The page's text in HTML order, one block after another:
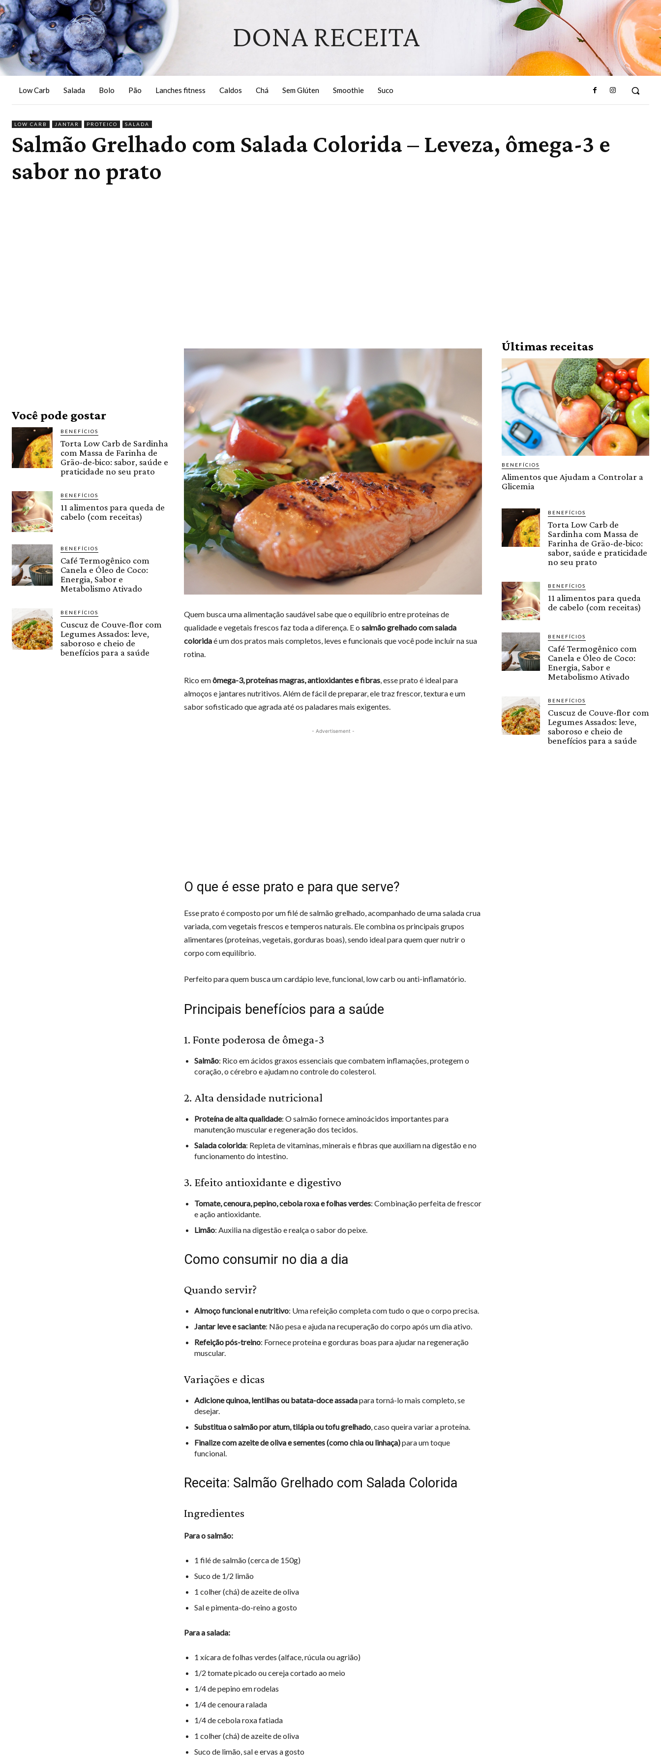
DONA RECEITA
Low Carb Salada Bolo Pão Lanches fitness Caldos Chá Sem Glúten Smoothie Suco
LOW CARB JANTAR PROTEICO SALADA
Salmão Grelhado com Salada Colorida – Leveza, ômega-3 e
sabor no prato
Você pode gostar
BENEFÍCIOS
Torta Low Carb de Sardinha
com Massa de Farinha de
Grão-de-bico: sabor, saúde e
praticidade no seu prato
BENEFÍCIOS
11 alimentos para queda de
cabelo (com receitas)
BENEFÍCIOS
Café Termogênico com
Canela e Óleo de Coco:
Energia, Sabor e
Metabolismo Ativado
BENEFÍCIOS
Cuscuz de Couve-flor com
Legumes Assados: leve,
saboroso e cheio de
benefícios para a saúde
Quem busca uma alimentação saudável sabe que o equilíbrio entre proteínas de
qualidade e vegetais frescos faz toda a diferença. E o salmão grelhado com salada
coloridaé um dos pratos mais completos, leves e funcionais que você pode incluir na sua
rotina.
Rico emômega-3, proteínas magras, antioxidantes e fibras, esse prato é ideal para
almoços e jantares nutritivos. Além de fácil de preparar, ele traz frescor, textura e um
sabor sofisticado que agrada até os paladares mais exigentes.
- Advertisement -
O que é esse prato e para que serve?
Esse prato é composto por um filé de salmão grelhado, acompanhado de uma salada crua
variada, com vegetais frescos e temperos naturais. Ele combina os principais grupos
alimentares (proteínas, vegetais, gorduras boas), sendo ideal para quem quer nutrir o
corpo com equilíbrio.
Perfeito para quem busca um cardápio leve, funcional, low carb ou anti-inflamatório.
Principais benefícios para a saúde
1. Fonte poderosa de ômega-3
Salmão: Rico em ácidos graxos essenciais que combatem inflamações, protegem o
coração, o cérebro e ajudam no controle do colesterol.
2. Alta densidade nutricional
Proteína de alta qualidade: O salmão fornece aminoácidos importantes para
manutenção muscular e regeneração dos tecidos.
Salada colorida: Repleta de vitaminas, minerais e fibras que auxiliam na digestão e no
funcionamento do intestino.
3. Efeito antioxidante e digestivo
Tomate, cenoura, pepino, cebola roxa e folhas verdes: Combinação perfeita de frescor
e ação antioxidante.
Limão: Auxilia na digestão e realça o sabor do peixe.
Como consumir no dia a dia
Quando servir?
Almoço funcional e nutritivo: Uma refeição completa com tudo o que o corpo precisa.
Jantar leve e saciante: Não pesa e ajuda na recuperação do corpo após um dia ativo.
Refeição pós-treino: Fornece proteína e gorduras boas para ajudar na regeneração
muscular.
Variações e dicas
Adicione quinoa, lentilhas ou batata-doce assadapara torná-lo mais completo, se
desejar.
Substitua o salmão por atum, tilápia ou tofu grelhado, caso queira variar a proteína.
Finalize com azeite de oliva e sementes (como chia ou linhaça)para um toque
funcional.
Receita: Salmão Grelhado com Salada Colorida
Ingredientes
Para o salmão:
1 filé de salmão (cerca de 150g)
Suco de 1/2 limão
1 colher (chá) de azeite de oliva
Sal e pimenta-do-reino a gosto
Para a salada:
1 xícara de folhas verdes (alface, rúcula ou agrião)
1/2 tomate picado ou cereja cortado ao meio
1/4 de pepino em rodelas
1/4 de cenoura ralada
1/4 de cebola roxa fatiada
1 colher (chá) de azeite de oliva
Suco de limão, sal e ervas a gosto
Últimas receitas
BENEFÍCIOS
Alimentos que Ajudam a Controlar a
Glicemia
BENEFÍCIOS
Torta Low Carb de
Sardinha com Massa de
Farinha de Grão-de-bico:
sabor, saúde e praticidade
no seu prato
BENEFÍCIOS
11 alimentos para queda
de cabelo (com receitas)
BENEFÍCIOS
Café Termogênico com
Canela e Óleo de Coco:
Energia, Sabor e
Metabolismo Ativado
BENEFÍCIOS
Cuscuz de Couve-flor com
Legumes Assados: leve,
saboroso e cheio de
benefícios para a saúde